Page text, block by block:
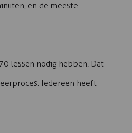
en de meeste
lessen nodig hebben. Dat
Iedereen heeft